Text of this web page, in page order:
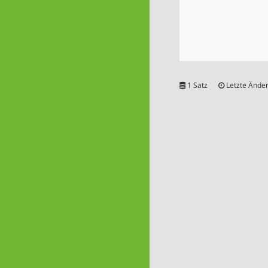
1 Satz Letzte